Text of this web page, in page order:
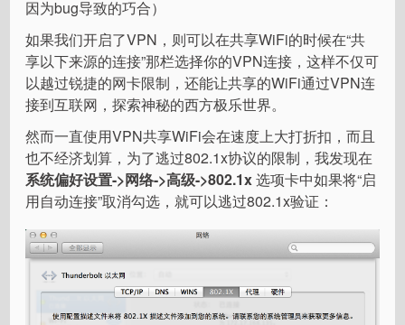
因为bug导致的巧合）
如果我们开启了VPN，则可以在共享WiFi的时候在“共
享以下来源的连接”那栏选择你的VPN连接，这样不仅可
以越过锐捷的网卡限制，还能让共享的WiFi通过VPN连
接到互联网，探索神秘的西方极乐世界。
然而一直使用VPN共享WiFi会在速度上大打折扣，而且
也不经济划算，为了逃过802.1x协议的限制，我发现在
系统偏好设置->网络->高级->802.1x选项卡中如果将“启
用自动连接”取消勾选，就可以逃过802.1x验证：